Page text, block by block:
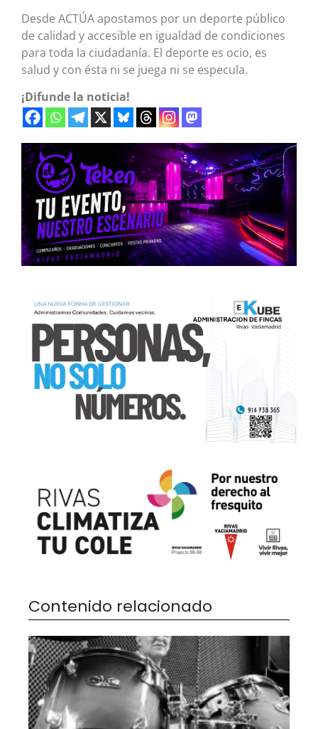
Desde ACTÚA apostamos por un deporte público
de calidad y accesible en igualdad de condiciones
para toda la ciudadanía. El deporte es ocio, es
salud y con ésta ni se juega ni se especula.
¡Difunde la noticia!
Contenido relacionado